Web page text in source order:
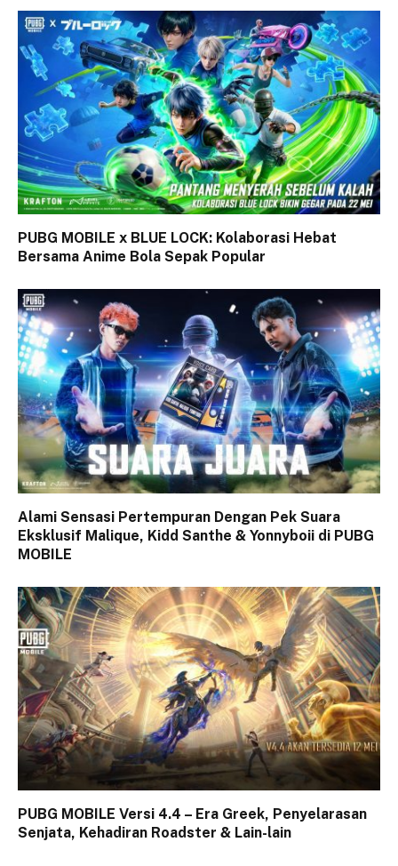
PUBG MOBILE x BLUE LOCK: Kolaborasi Hebat
Bersama Anime Bola Sepak Popular
Alami Sensasi Pertempuran Dengan Pek Suara
Eksklusif Malique, Kidd Santhe & Yonnyboii di PUBG
MOBILE
PUBG MOBILE Versi 4.4 – Era Greek, Penyelarasan
Senjata, Kehadiran Roadster & Lain-lain